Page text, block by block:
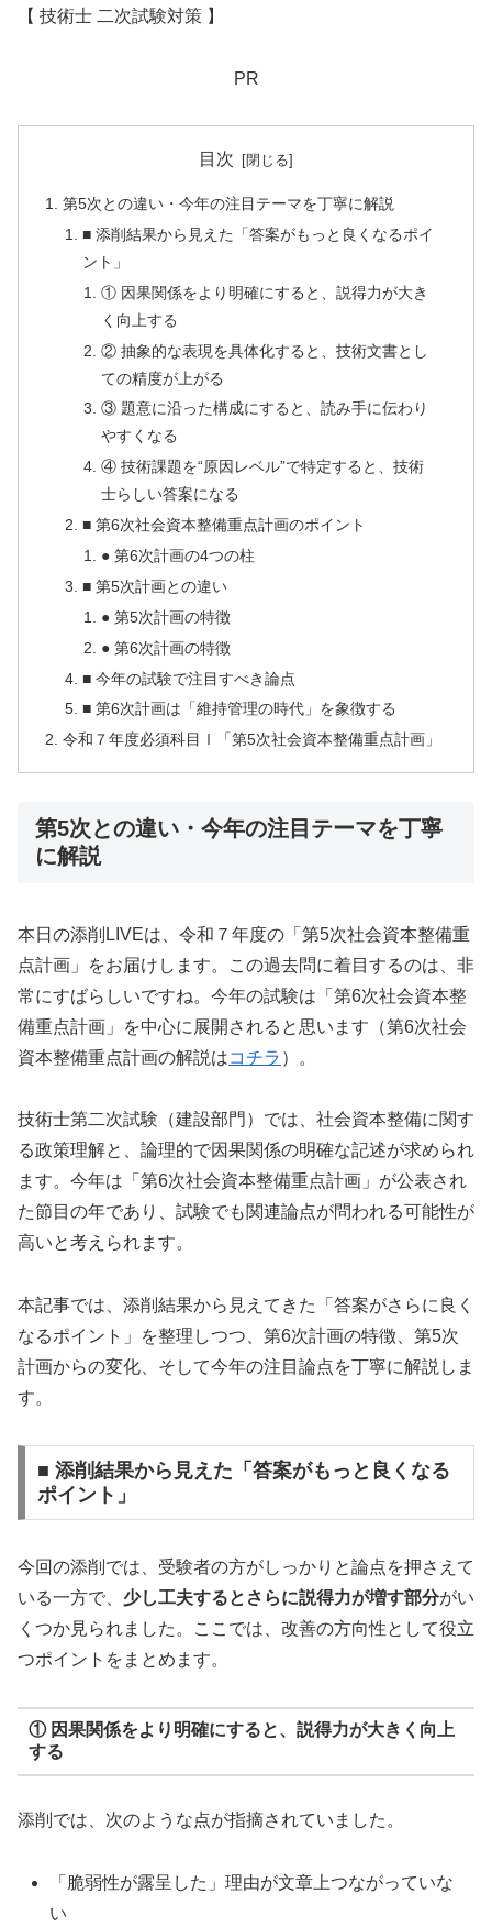
【 技術士 二次試験対策 】
PR
目次
第5次との違い・今年の注目テーマを丁寧に解説
■ 添削結果から見えた「答案がもっと良くなるポイ
ント」
① 因果関係をより明確にすると、説得力が大き
く向上する
② 抽象的な表現を具体化すると、技術文書とし
ての精度が上がる
③ 題意に沿った構成にすると、読み手に伝わり
やすくなる
④ 技術課題を“原因レベル”で特定すると、技術
士らしい答案になる
■ 第6次社会資本整備重点計画のポイント
● 第6次計画の4つの柱
■ 第5次計画との違い
● 第5次計画の特徴
● 第6次計画の特徴
■ 今年の試験で注目すべき論点
■ 第6次計画は「維持管理の時代」を象徴する
令和７年度必須科目Ⅰ「第5次社会資本整備重点計画」
第5次との違い・今年の注目テーマを丁寧
に解説
本日の添削LIVEは、令和７年度の「第5次社会資本整備重
点計画」をお届けします。この過去問に着目するのは、非
常にすばらしいですね。今年の試験は「第6次社会資本整
備重点計画」を中心に展開されると思います（第6次社会
資本整備重点計画の解説はコチラ ）。
技術士第二次試験（建設部門）では、社会資本整備に関す
る政策理解と、論理的で因果関係の明確な記述が求められ
ます。今年は「第6次社会資本整備重点計画」が公表され
た節目の年であり、試験でも関連論点が問われる可能性が
高いと考えられます。
本記事では、添削結果から見えてきた「答案がさらに良く
なるポイント」を整理しつつ、第6次計画の特徴、第5次
計画からの変化、そして今年の注目論点を丁寧に解説しま
す。
■ 添削結果から見えた「答案がもっと良くなる
ポイント」
今回の添削では、受験者の方がしっかりと論点を押さえて
いる一方で、 少し工夫するとさらに説得力が増す部分がい
くつか見られました。ここでは、改善の方向性として役立
つポイントをまとめます。
① 因果関係をより明確にすると、説得力が大きく向上
する
添削では、次のような点が指摘されていました。
「脆弱性が露呈した」理由が文章上つながっていな
い